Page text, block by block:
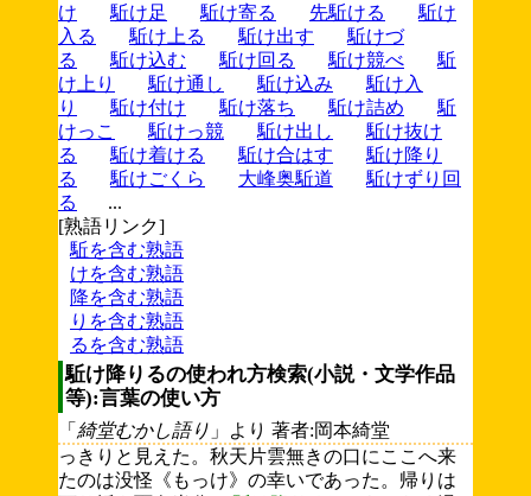
け
駈け足 駈け寄る 先駈ける
駈け
入る
駈け上る 駈け出す
駈けづ
る
駈け込む 駈け回る 駈け競べ
駈
け上り
駈け通し 駈け込み
駈け入
り
駈け付け 駈け落ち 駈け詰め
駈
けっこ
駈けっ競 駈け出し
駈け抜け
る
駈け着ける 駈け合はす
駈け降り
る
駈けごくら 大峰奥駈道
駈けずり回
る
...
[熟語リンク]
駈を含む熟語
けを含む熟語
降を含む熟語
りを含む熟語
るを含む熟語
駈け降りるの使われ方検索(小説・文学作品
等):言葉の使い方
「 綺堂むかし語り 」より 著者:岡本綺堂
っきりと見えた。秋天片雲無きの口にここへ来
たのは没怪《もっけ》の幸いであった。帰りは